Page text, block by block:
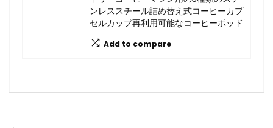
ンレススチール詰め替え式コーヒーカプ
セルカップ再利用可能なコーヒーポッド
Add to compare